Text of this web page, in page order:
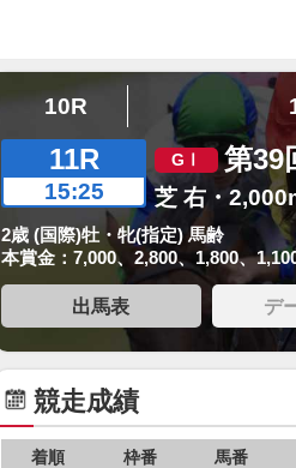
10R
11R
15:25
第39
芝 右・
2歳 (国際)牡・牝(指定) 馬齢
本賞金：7,000、2,800、1,800、
出馬表 デ
競走成績
着順 枠番 馬番